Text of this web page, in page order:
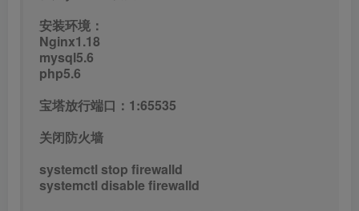
安装环境：
Nginx1.18
mysql5.6
php5.6
宝塔放行端口：1:65535
关闭防火墙
systemctl stop firewalld
systemctl disable firewalld